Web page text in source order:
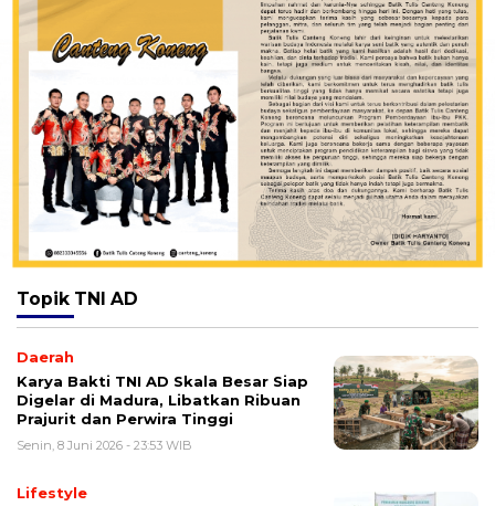
Topik TNI AD
Daerah
Karya Bakti TNI AD Skala Besar Siap
Digelar di Madura, Libatkan Ribuan
Prajurit dan Perwira Tinggi
Senin, 8 Juni 2026 - 23:53 WIB
Lifestyle